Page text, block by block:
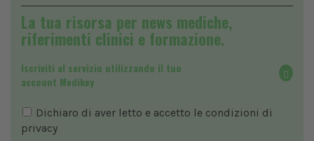
La tua risorsa per news mediche,
riferimenti clinici e formazione.
Iscriviti al servizio utilizzando il tuo
account Medikey
Dichiaro di aver letto e accetto le condizioni di
privacy